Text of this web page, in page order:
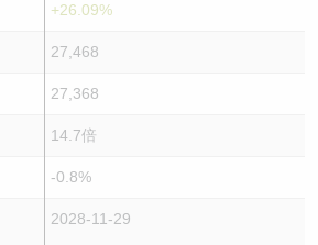
+26.09%
27,468
27,368
14.7倍
-0.8%
2028-11-29